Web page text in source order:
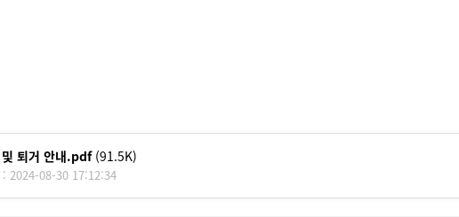
퇴거 안내.pdf(91.5K)
: 2024-08-30 17:12:34